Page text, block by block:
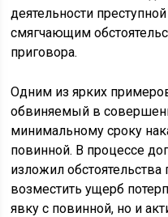
деятельности
смягчающим
приговора.
Одним из ярких
обвиняемый в
минимальному сроку
повинной. В процессе
изложил
возместить ущерб
явку с повинной, но и